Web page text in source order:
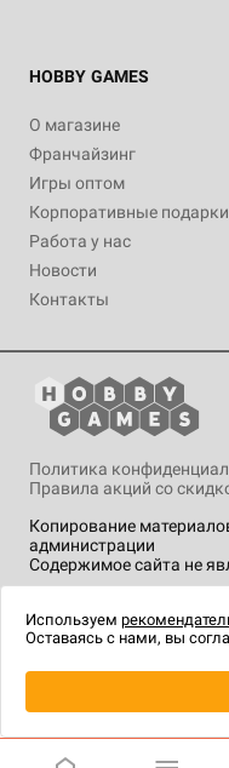
HOBBY GAMES
О магазине
Франчайзинг
Игры оптом
Корпоративные подарки
Работа у нас
Новости
Контакты
Копирование
администрации
Содержимое сайта не
Политика
Правила акций со
технологии.
Используем
Оставаясь с нами, вы